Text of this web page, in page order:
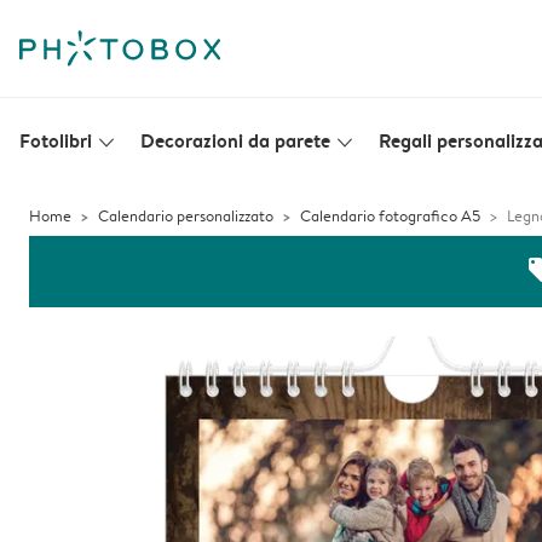
Fotolibri slim_arrow_down Decorazioni da parete slim_arrow_down Regali
Home Calendario personalizzato Calendario fotografico A5